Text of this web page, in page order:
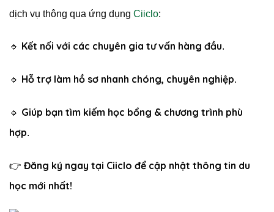
dịch vụ thông qua ứng dụng Ciiclo:
🔹 Kết nối với các chuyên gia tư vấn hàng đầu.
🔹 Hỗ trợ làm hồ sơ nhanh chóng, chuyên nghiệp.
🔹 Giúp bạn tìm kiếm học bổng & chương trình phù
hợp.
👉 Đăng ký ngay tại Ciiclo để cập nhật thông tin du
học mới nhất!